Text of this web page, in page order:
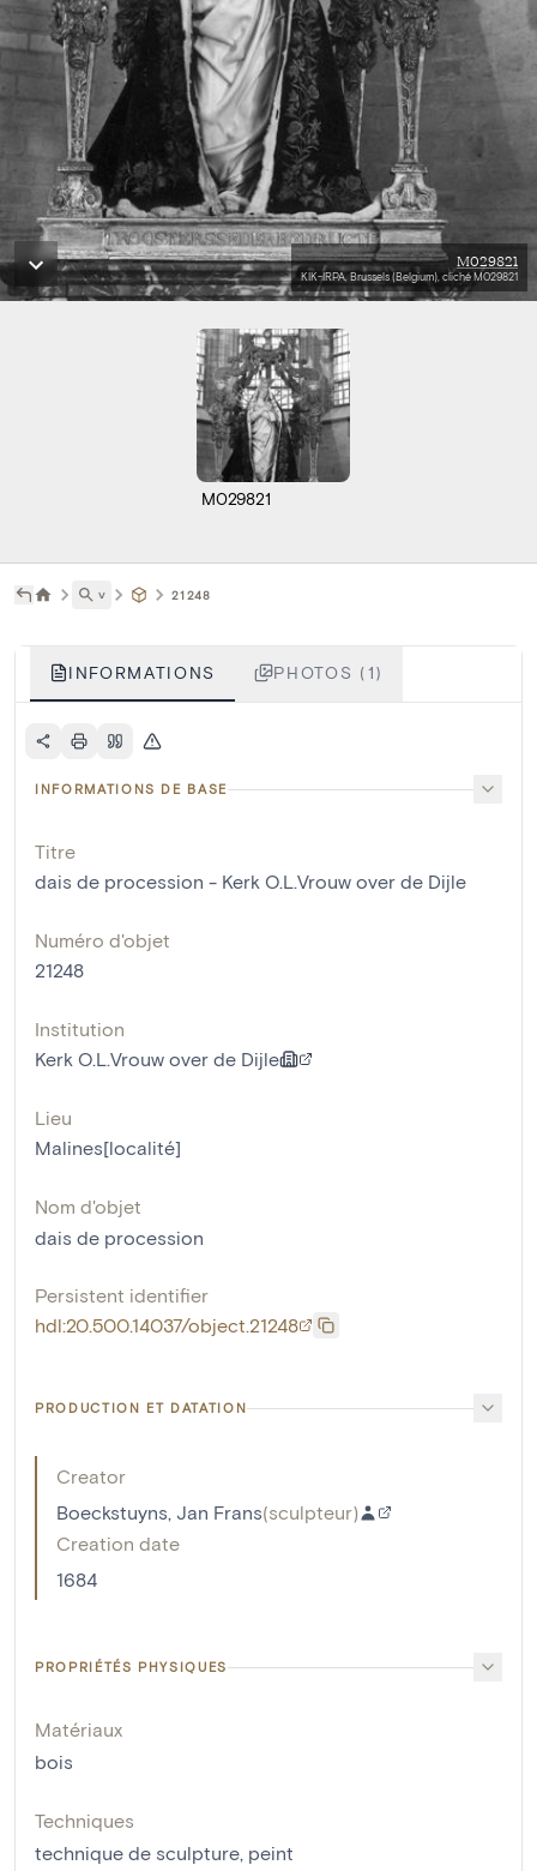
M029821
KIK-IRPA, Brussels (Belgium), cliché M029821
M029821
˅ 21248
INFORMATIONS PHOTOS (1)
INFORMATIONS DE BASE
Titre
dais de procession - Kerk O.L.Vrouw over de Dijle
Numéro d'objet
21248
Institution
Kerk O.L.Vrouw over de Dijle
Lieu
Malines[localité]
Nom d'objet
dais de procession
Persistent identifier
hdl:20.500.14037/object.21248
PRODUCTION ET DATATION
Creator
Boeckstuyns, Jan Frans(sculpteur)
Creation date
1684
PROPRIÉTÉS PHYSIQUES
Matériaux
bois
Techniques
technique de sculpture, peint